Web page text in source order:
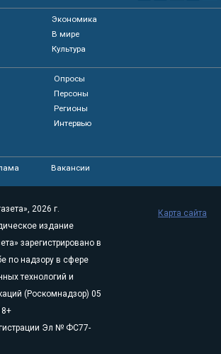
Экономика
В мире
Культура
Опросы
Персоны
Регионы
Интервью
Вакансии
2026 г.
издание
зарегистрировано в
по надзору в сфере
технологий и
(Роскомнадзор) 05
Эл № ФС77-
Карта сайта